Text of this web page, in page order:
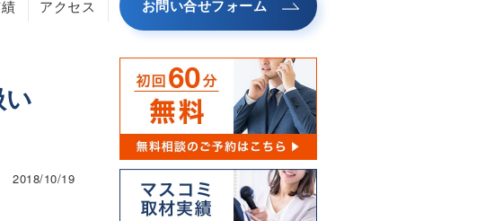
アクセス お問い合せフォーム
2018/10/19